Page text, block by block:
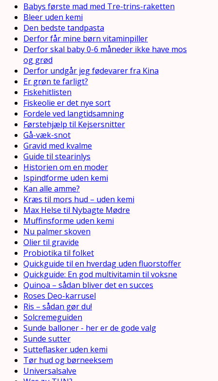
Babys første mad med Tre-trins-raketten
Bleer uden kemi
Den bedste tandpasta
Derfor får mine børn vitaminpiller
Derfor skal baby 0-6 måneder ikke have mos
og grød
Derfor undgår jeg fødevarer fra Kina
Er grøn te farligt?
Fiskehitlisten
Fiskeolie er det nye sort
Fordele ved langtidsamning
Førstehjælp til Kejsersnitter
Gå-væk-snot
Gravid med kvalme
Guide til stearinlys
Historien om en moder
Ispindforme uden kemi
Kan alle amme?
Kræs til mors hud – uden kemi
Max Helse til Nybagte Mødre
Muffinsforme uden kemi
Nu palmer skoven
Olier til gravide
Probiotika til folket
Quickguide til en hverdag uden fluorstoffer
Quickguide: En god multivitamin til voksne
Quinoa – sådan bliver det en succes
Roses Deo-karrusel
Ris – sådan gør du!
Solcremeguiden
Sunde balloner - her er de gode valg
Sunde sutter
Sutteflasker uden kemi
Tør hud og børneeksem
Universalsalve